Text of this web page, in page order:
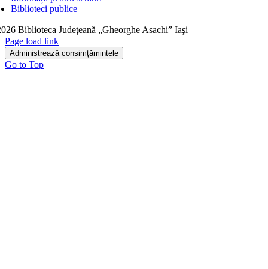
Biblioteci publice
Biblioteca Judeţeană „Gheorghe Asachi” Iaşi
Page load link
Administrează consimțămintele
Go to Top